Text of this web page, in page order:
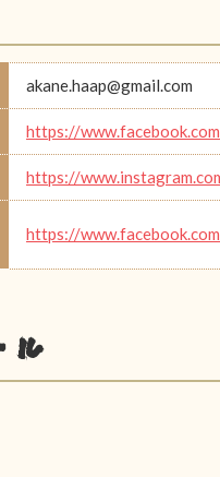
akane.haap@gmail.com
https://
https://
https://
ル